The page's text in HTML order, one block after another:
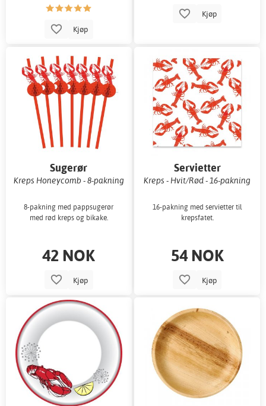
Kjøp
Kjøp
Sugerør
Kreps Honeycomb - 8-pakning
8-pakning med pappsugerør
med rød kreps og bikake.
42 NOK
Kjøp
Servietter
Kreps - Hvit/Rød - 16-pakning
16-pakning med servietter til
krepsfatet.
54 NOK
Kjøp